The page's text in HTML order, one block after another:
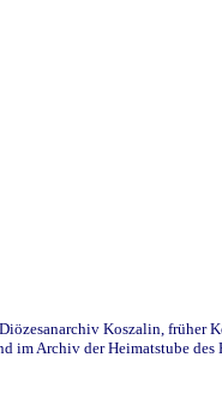
Koszalin,
im Archiv der Heimatstube